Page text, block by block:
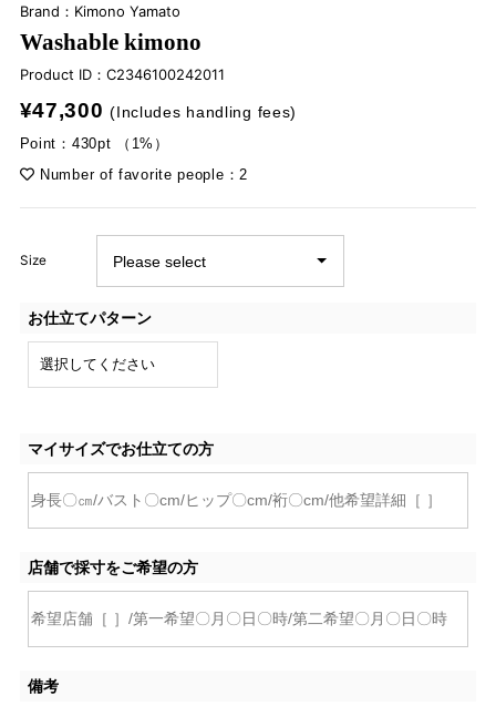
Brand：Kimono Yamato
Washable kimono
Product ID： C2346100242011
¥47,300(Includes handling fees)
Point：430pt （1%）
Number of favorite people：2
Size
お仕立てパターン
マイサイズでお仕立ての方
店舗で採寸をご希望の方
備考